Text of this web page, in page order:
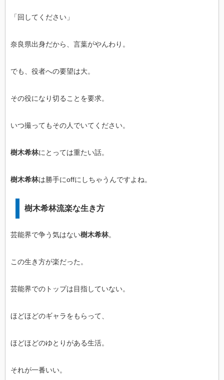
「回してください」
奈良県出身だから、言葉がやんわり。
でも、役者への要望は大。
その役になり切ることを要求。
いつ撮ってもその人でいてください。
樹木希林にとっては重たい話。
樹木希林は勝手にoffにしちゃうんですよね。
樹木希林流楽な生き方
芸能界で争う気はない樹木希林。
この生き方が楽だった。
芸能界でのトップは目指していない。
ほどほどのギャラをもらって、
ほどほどのゆとりがある生活。
それが一番いい。